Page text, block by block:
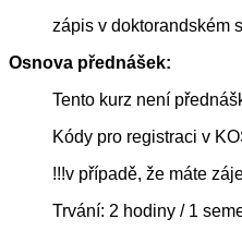
zápis v doktorandském
Osnova přednášek:
Tento kurz není
Kódy pro registraci v
!!!v případě, že máte
Trvání: 2 hodiny / 1